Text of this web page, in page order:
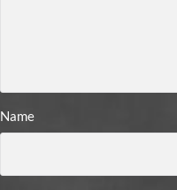
Name